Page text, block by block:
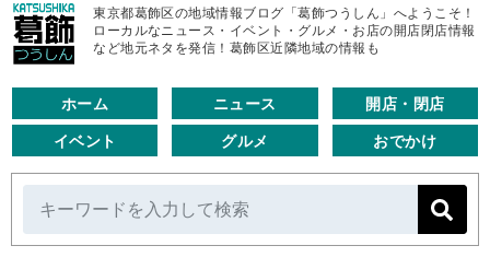
東京都葛飾区の地域情報ブログ「葛飾つうしん」へようこそ！
ローカルなニュース・イベント・グルメ・お店の開店閉店情報
など地元ネタを発信！葛飾区近隣地域の情報も
ホーム ニュース 開店・閉店
イベント グルメ おでかけ